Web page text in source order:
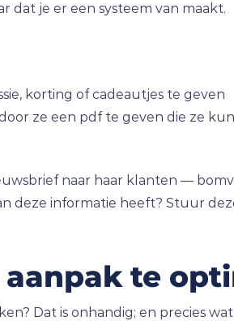
dat je er een systeem van maakt.
korting of cadeautjes te geven
ze een pdf te geven die ze
naar haar klanten —
deze informatie heeft? Stuur
te
Dat is onhandig; en precies